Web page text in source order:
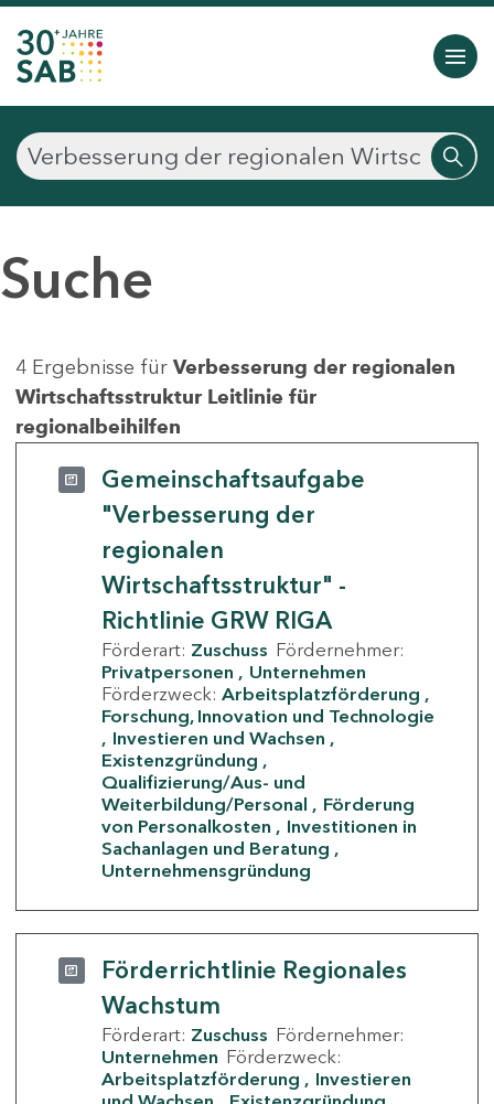
Suche
4 Ergebnisse für Verbesserung der regionalen
Wirtschaftsstruktur Leitlinie für
regionalbeihilfen
Gemeinschaftsaufgabe
"Verbesserung der
regionalen
Wirtschaftsstruktur" -
Richtlinie GRW RIGA
Förderart: Zuschuss Fördernehmer:
Privatpersonen
Unternehmen
Förderzweck: Arbeitsplatzförderung
Forschung, Innovation und Technologie
Investieren und Wachsen
Existenzgründung
Qualifizierung/Aus- und
Weiterbildung/Personal
Förderung
von Personalkosten
Investitionen in
Sachanlagen und Beratung
Unternehmensgründung
Förderrichtlinie Regionales
Wachstum
Förderart: Zuschuss Fördernehmer:
Unternehmen Förderzweck:
Arbeitsplatzförderung
Investieren